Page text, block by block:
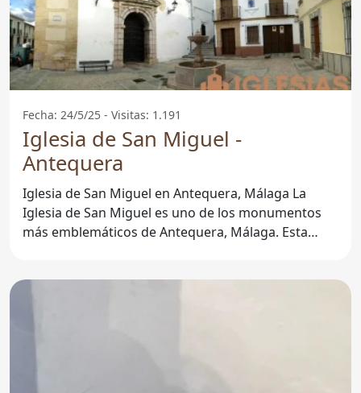
Fecha: 24/5/25 - Visitas: 1.191
Iglesia de San Miguel -
Antequera
Iglesia de San Miguel en Antequera, Málaga La
Iglesia de San Miguel es uno de los monumentos
más emblemáticos de Antequera, Málaga. Esta